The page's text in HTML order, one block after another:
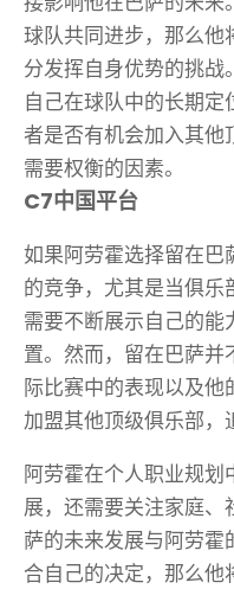
球队共同进步，那么
分发挥自身优势的挑
自己在球队中的长期
者是否有机会加入其他
需要权衡的因素。
C7中国平台
如果阿劳霍选择留在巴
的竞争，尤其是当俱
需要不断展示自己的
置。然而，留在巴萨
际比赛中的表现以及
加盟其他顶级俱乐部，
阿劳霍在个人职业规
展，还需要关注家庭
萨的未来发展与阿劳
合自己的决定，那么